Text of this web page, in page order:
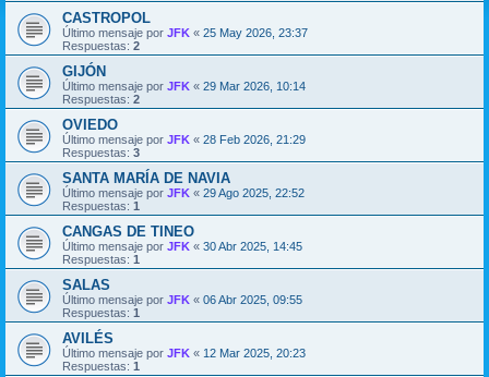
CASTROPOL
Último mensaje por JFK « 25 May 2026, 23:37
Respuestas: 2
GIJÓN
Último mensaje por JFK « 29 Mar 2026, 10:14
Respuestas: 2
OVIEDO
Último mensaje por JFK « 28 Feb 2026, 21:29
Respuestas: 3
SANTA MARÍA DE NAVIA
Último mensaje por JFK « 29 Ago 2025, 22:52
Respuestas: 1
CANGAS DE TINEO
Último mensaje por JFK « 30 Abr 2025, 14:45
Respuestas: 1
SALAS
Último mensaje por JFK « 06 Abr 2025, 09:55
Respuestas: 1
AVILÉS
Último mensaje por JFK « 12 Mar 2025, 20:23
Respuestas: 1